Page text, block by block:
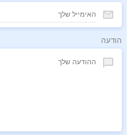
הודעה